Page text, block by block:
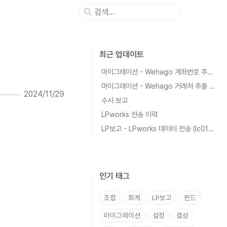
2024/11/29
최근 업데이트
마이그레이션 - Wehago 계좌번호 추출 가이드
마이그레이션 - Wehago 거래처 추출 가이드
수시 보고
LPworks 전송 이력
LP보고 - LPworks 데이터 전송 (lc0102)
인기 태그
조합 회계 LP보고 펀드
마이그레이션 설정 결성